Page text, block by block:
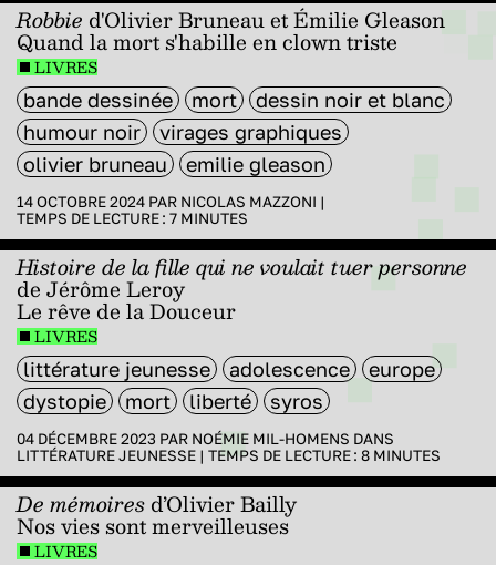
Robbie d'Olivier Bruneau et Émilie Gleason
Quand la mort s'habille en clown triste
LIVRES
bande dessinée mort
dessin noir et blanc
humour noir
virages graphiques
olivier bruneau
emilie gleason
14 OCTOBRE 2024 PAR NICOLAS MAZZONI |
TEMPS DE LECTURE : 7 MINUTES
Histoire de la fille qui ne voulait tuer personne
de Jérôme Leroy
Le rêve de la Douceur
LIVRES
littérature jeunesse adolescence
europe
dystopie
mort liberté syros
04 DÉCEMBRE 2023 PAR NOÉMIE MIL-HOMENS DANS
LITTÉRATURE JEUNESSE | TEMPS DE LECTURE : 8 MINUTES
De mémoiresd’Olivier Bailly
Nos vies sont merveilleuses
LIVRES